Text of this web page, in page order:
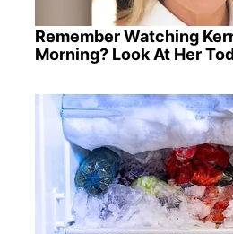
Remember Watching
Morning? Look At Her